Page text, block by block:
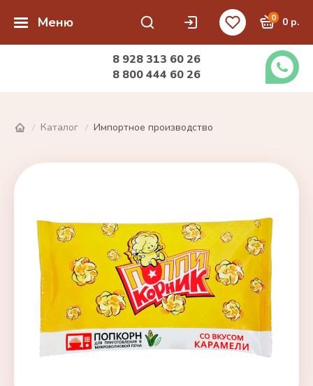
Меню 0 0 р.
8 928 313 60 26
8 800 444 60 26
/ Каталог / Импортное производство